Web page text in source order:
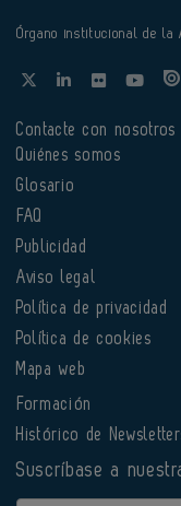
Órgano institucional de la
Contacte con nosotros
Quiénes somos
Glosario
FAQ
Publicidad
Aviso legal
Política de privacidad
Política de cookies
Mapa web
Formación
Histórico de
Suscríbase a